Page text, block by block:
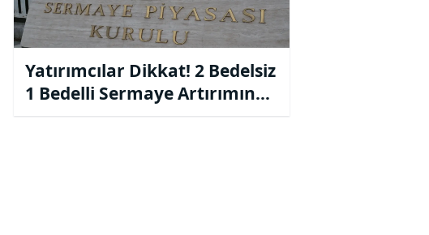
Yatırımcılar Dikkat! 2 Bedelsiz
1 Bedelli Sermaye Artırımına
Onay Geldi